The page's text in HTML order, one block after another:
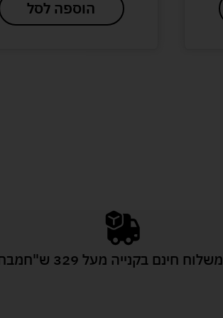
הוספה לסל
משלוח חינם בקנייה מעל 329 ש"ח